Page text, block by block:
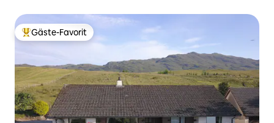
Beliebter Gäste-Favorit.
Gäste-Favorit